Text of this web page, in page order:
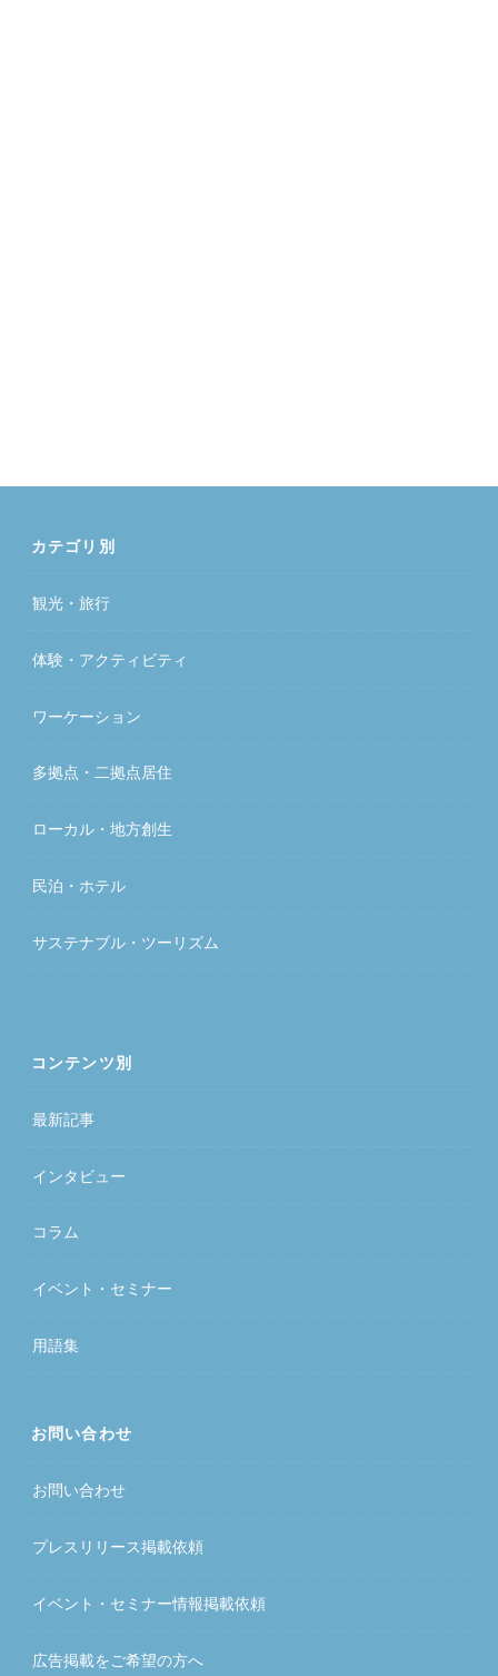
カテゴリ別
観光・旅行
体験・アクティビティ
ワーケーション
多拠点・二拠点居住
ローカル・地方創生
民泊・ホテル
サステナブル・ツーリズム
コンテンツ別
最新記事
インタビュー
コラム
イベント・セミナー
用語集
お問い合わせ
お問い合わせ
プレスリリース掲載依頼
イベント・セミナー情報掲載依頼
広告掲載をご希望の方へ